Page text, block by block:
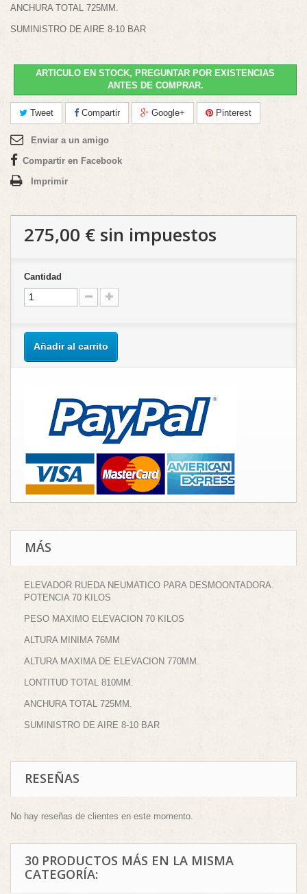
ANCHURA TOTAL 725MM.
SUMINISTRO DE AIRE 8-10 BAR
ARTICULO EN STOCK, PREGUNTAR POR EXISTENCIAS
ANTES DE COMPRAR.
Tweet Compartir Google+ Pinterest
Enviar a un amigo
Compartir en Facebook
Imprimir
275,00 € sin impuestos
Cantidad
Añadir al carrito
MÁS
ELEVADOR RUEDA NEUMATICO PARA DESMOONTADORA.
POTENCIA 70 KILOS
PESO MAXIMO ELEVACION 70 KILOS
ALTURA MINIMA 76MM
ALTURA MAXIMA DE ELEVACION 770MM.
LONTITUD TOTAL 810MM.
ANCHURA TOTAL 725MM.
SUMINISTRO DE AIRE 8-10 BAR
RESEÑAS
No hay reseñas de clientes en este momento.
30 PRODUCTOS MÁS EN LA MISMA
CATEGORÍA: